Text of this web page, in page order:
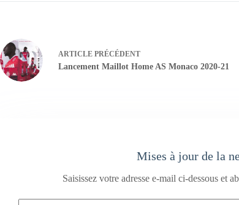
ARTICLE PRÉCÉDENT
Lancement Maillot Home AS Monaco 2020-21
Mises à jour de la
Saisissez votre adresse e-mail ci-dessous et